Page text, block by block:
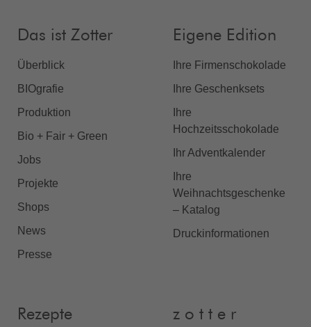
Das ist Zotter
Überblick
BIOgrafie
Produktion
Bio + Fair + Green
Jobs
Projekte
Shops
News
Presse
Eigene Edition
Ihre Firmenschokolade
Ihre Geschenksets
Ihre
Hochzeitsschokolade
Ihr Adventkalender
Ihre
Weihnachtsgeschenke
– Katalog
Druckinformationen
Rezepte z o t t e r